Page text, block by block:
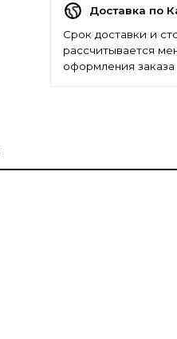
Доставка по
Срок доставки и
рассчитывается
оформления заказа